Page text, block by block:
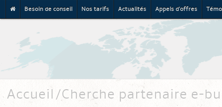
Besoin de conseil Nos tarifs Actualités Appels d'offres
Accueil Cherche partenaire e-